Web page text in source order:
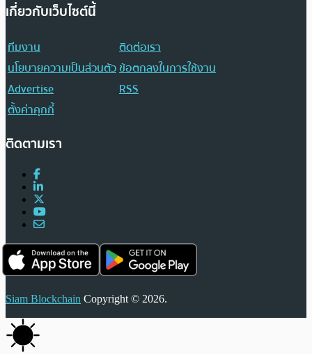
เกี่ยวกับเว็บไซต์นี้
ทีมงาน
ติดต่อเรา
นโยบายความเป็นส่วนตัวข้อตกลงในการใช้งาน
Advertise
RSS
ตั้งค่าคุกกี้
ติดตามเรา
Siam Blockchain Copyright © 2026.